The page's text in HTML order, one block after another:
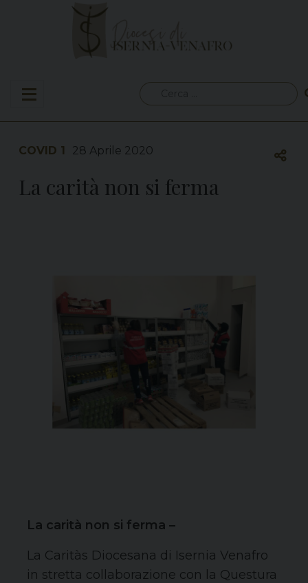
per:
COVID 1 28 Aprile 2020
La carità non si ferma
La carità non si ferma –
La Caritàs Diocesana di Isernia Venafro
in stretta collaborazione con la Questura